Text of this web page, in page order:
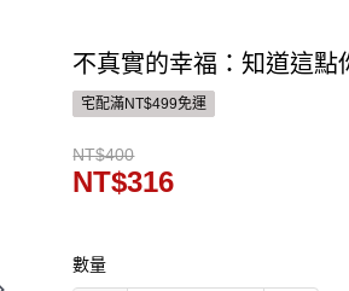
不真實的幸福：知道這點
宅配滿NT$499免運
NT$400
NT$316
數量